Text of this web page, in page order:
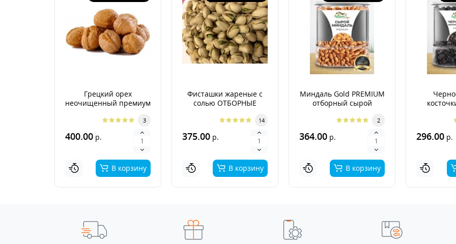
Грецкий орех
неочищенный премиум
3
400.00 р.
В корзину
Фисташки жареные с
солью ОТБОРНЫЕ
14
375.00 р.
В корзину
Миндаль Gold PREMIUM
отборный сырой
2
364.00 р.
В корзину
296.00 р.